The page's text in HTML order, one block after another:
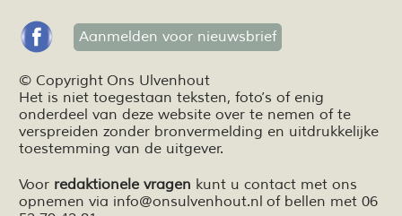
Aanmelden voor nieuwsbrief
© Copyright Ons Ulvenhout
Het is niet toegestaan teksten, foto’s of enig
onderdeel van deze website over te nemen of te
verspreiden zonder bronvermelding en uitdrukkelijke
toestemming van de uitgever.
Voor redaktionele vragen kunt u contact met ons
opnemen via info@onsulvenhout.nl of bellen met 06